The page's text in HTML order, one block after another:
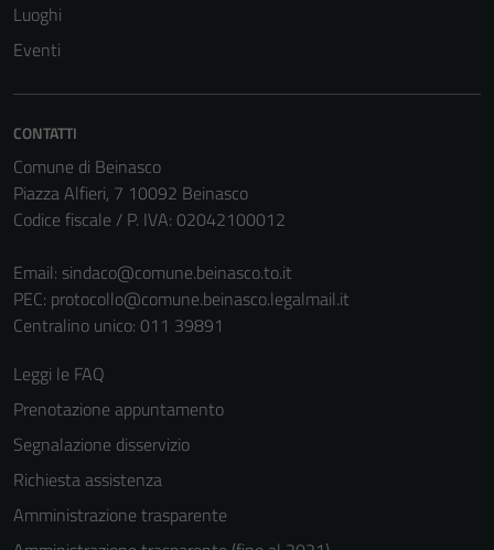
Luoghi
Eventi
CONTATTI
Comune di Beinasco
Piazza Alfieri, 7 10092 Beinasco
Codice fiscale / P. IVA: 02042100012
Email: sindaco@comune.beinasco.to.it
PEC: protocollo@comune.beinasco.legalmail.it
Centralino unico: 011 39891
Leggi le FAQ
Prenotazione appuntamento
Segnalazione disservizio
Richiesta assistenza
Amministrazione trasparente